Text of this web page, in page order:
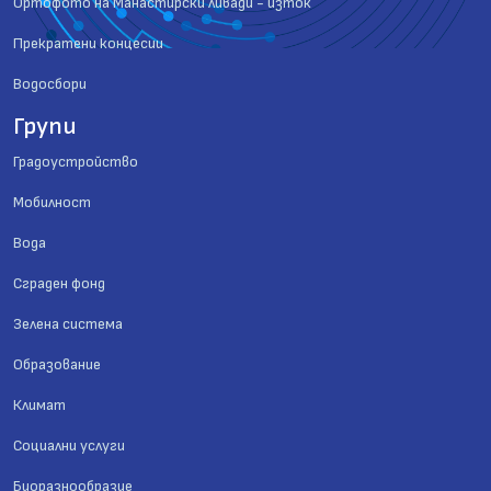
Прекратени концесии
Водосбори
Групи
Градоустройство
Мобилност
Вода
Сграден фонд
Зелена система
Образование
Климат
Социални услуги
Биоразнообразие